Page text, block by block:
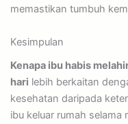
memastikan tumbuh
Kesimpulan
Kenapa ibu habis
hari lebih berkaitan
kesehatan daripada
ibu keluar rumah selama